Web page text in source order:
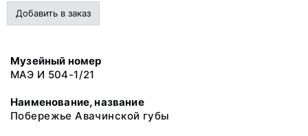
Добавить в заказ
Музейный номер
МАЭ И 504-1/21
Наименование, название
Побережье Авачинской губы